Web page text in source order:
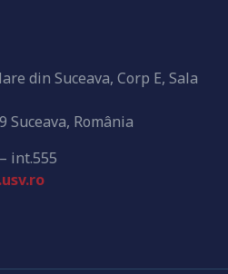
din Suceava, Corp E, Sala
Suceava, România
int.555